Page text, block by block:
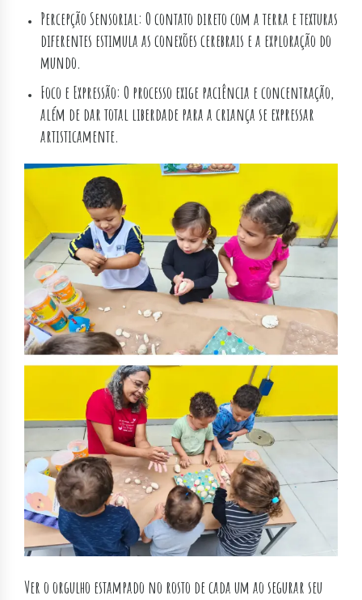
Percepção Sensorial: O contato direto com a terra e texturas
diferentes estimula as conexões cerebrais e a exploração do
mundo.
Foco e Expressão: O processo exige paciência e concentração,
além de dar total liberdade para a criança se expressar
artisticamente.
Ver o orgulho estampado no rosto de cada um ao segurar seu